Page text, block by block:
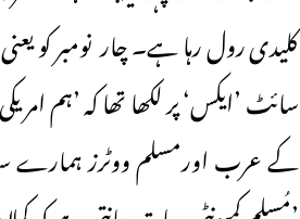
کلیدی رول رہا ہے۔ چار نومبر کو
سائٹ ’ایکس‘ پر لکھا تھا کہ ’ہم
کے عرب اورمسلم ووٹرز ہمارے